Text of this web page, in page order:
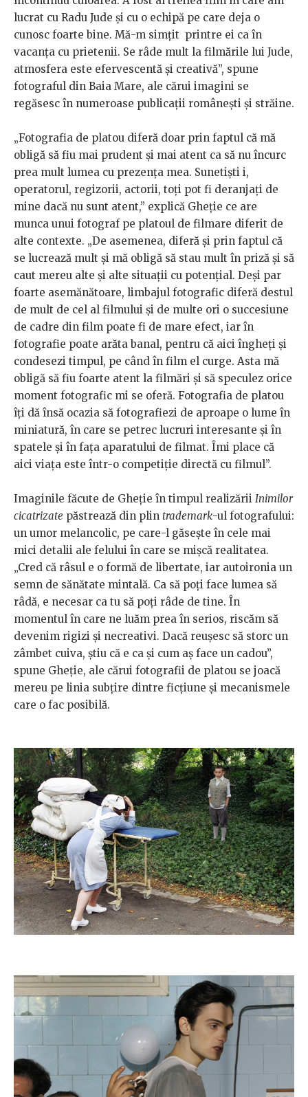
lucrat cu Radu Jude şi cu o echipă pe care deja o
cunosc foarte bine. Mă-m simţit printre ei ca în
vacanţa cu prietenii. Se râde mult la filmările lui Jude,
atmosfera este efervescentă şi creativă”, spune
fotograful din Baia Mare, ale cărui imagini se
regăsesc în numeroase publicații românești și străine.
„Fotografia de platou diferă doar prin faptul că mă
obligă să fiu mai prudent şi mai atent ca să nu încurc
prea mult lumea cu prezenţa mea. Sunetişti i,
operatorul, regizorii, actorii, toţi pot fi deranjaţi de
mine dacă nu sunt atent,” explică Gheție ce are
munca unui fotograf pe platoul de filmare diferit de
alte contexte. „De asemenea, diferă şi prin faptul că
se lucrează mult şi mă obligă să stau mult în priză şi să
caut mereu alte şi alte situaţii cu potenţial. Deşi par
foarte asemănătoare, limbajul fotografic diferă destul
de mult de cel al filmului şi de multe ori o succesiune
de cadre din film poate fi de mare efect, iar în
fotografie poate arăta banal, pentru că aici îngheţi şi
condesezi timpul, pe când în film el curge. Asta mă
obligă să fiu foarte atent la filmări şi să speculez orice
moment fotografic mi se oferă. Fotografia de platou
îţi dă însă ocazia să fotografiezi de aproape o lume în
miniatură, în care se petrec lucruri interesante şi în
spatele şi în faţa aparatului de filmat. Îmi place că
aici viaţa este într-o competiţie directă cu filmul”.
Imaginile făcute de Gheție în timpul realizării Inimilor
cicatrizate păstrează din plin trademark-ul fotografului:
un umor melancolic, pe care-l găsește în cele mai
mici detalii ale felului în care se mișcă realitatea.
„Cred că râsul e o formă de libertate, iar autoironia un
semn de sănătate mintală. Ca să poţi face lumea să
râdă, e necesar ca tu să poţi râde de tine. În
momentul în care ne luăm prea în serios, riscăm să
devenim rigizi şi necreativi. Dacă reuşesc să storc un
zâmbet cuiva, ştiu că e ca şi cum aş face un cadou”,
spune Gheție, ale cărui fotografii de platou se joacă
mereu pe linia subțire dintre ficțiune și mecanismele
care o fac posibilă.